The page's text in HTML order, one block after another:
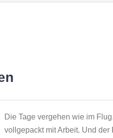
Die Tage vergehen wie im
vollgepackt mit Arbeit. Und der